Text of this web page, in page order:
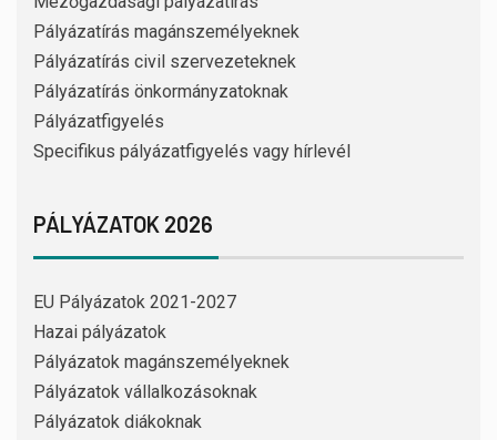
Pályázatírás magánszemélyeknek
Pályázatírás civil szervezeteknek
Pályázatírás önkormányzatoknak
Pályázatfigyelés
Specifikus pályázatfigyelés vagy hírlevél
PÁLYÁZATOK 2026
EU Pályázatok 2021-2027
Hazai pályázatok
Pályázatok magánszemélyeknek
Pályázatok vállalkozásoknak
Pályázatok diákoknak